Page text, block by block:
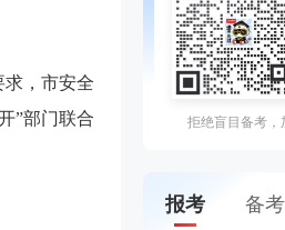
求，市安全
”部门联合
拒绝盲目备考，
报考 备考